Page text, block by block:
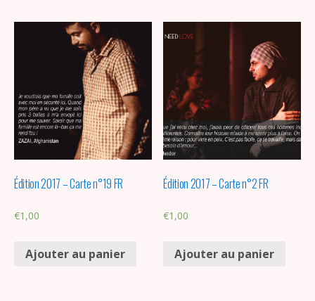
Édition 2017 – Carte n°19 FR
€1,00
Ajouter au panier
Édition 2017 – Carte n°2 FR
€1,00
Ajouter au panier